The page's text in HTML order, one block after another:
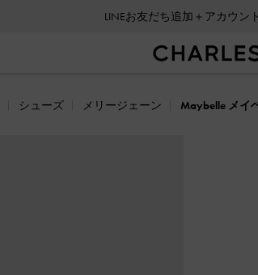
会員登録＋ニュースレター登録
シューズ メリージェーン Maybelle メイ